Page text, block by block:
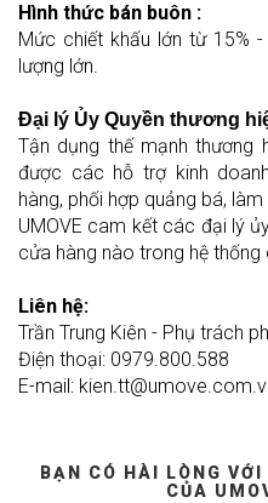
Hình thức bán buôn :
Mức chiết khấu lớn từ 15%
lượng lớn.
Đại lý Ủy Quyền thương
Tận dụng thế mạnh thương
được các hỗ trợ kinh
hàng, phối hợp quảng bá,
UMOVE cam kết các đại lý
cửa hàng nào trong hệ thống
Liên hệ:
Trần Trung Kiên - Phụ trách
Điện thoại: 0979.800.588
E-mail:
BẠN CÓ HÀI LÒNG
CỦA